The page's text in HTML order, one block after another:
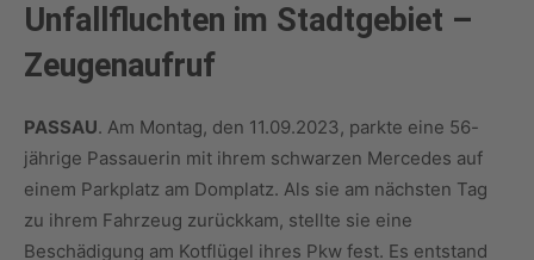
Unfallfluchten im Stadtgebiet –
Zeugenaufruf
PASSAU. Am Montag, den 11.09.2023, parkte eine 56-
jährige Passauerin mit ihrem schwarzen Mercedes auf
einem Parkplatz am Domplatz. Als sie am nächsten Tag
zu ihrem Fahrzeug zurückkam, stellte sie eine
Beschädigung am Kotflügel ihres Pkw fest. Es entstand